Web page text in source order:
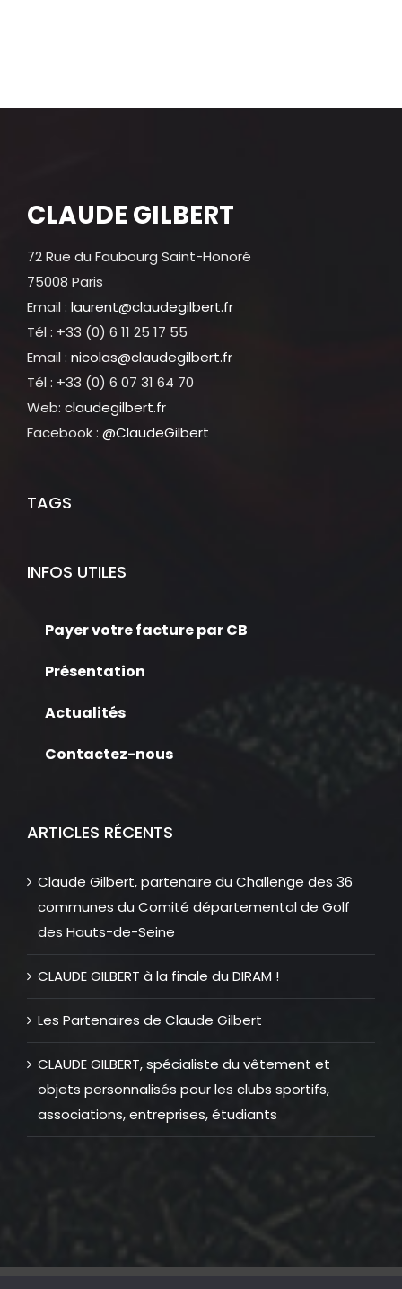
CLAUDE GILBERT
72 Rue du Faubourg Saint-Honoré
75008 Paris
Email : laurent@claudegilbert.fr
Tél : +33 (0) 6 11 25 17 55
Email : nicolas@claudegilbert.fr
Tél : +33 (0) 6 07 31 64 70
Web: claudegilbert.fr
Facebook : @ClaudeGilbert
TAGS
INFOS UTILES
Payer votre facture par CB
Présentation
Actualités
Contactez-nous
ARTICLES RÉCENTS
Claude Gilbert, partenaire du Challenge des 36
communes du Comité départemental de Golf
des Hauts-de-Seine
CLAUDE GILBERT à la finale du DIRAM !
Les Partenaires de Claude Gilbert
CLAUDE GILBERT, spécialiste du vêtement et
objets personnalisés pour les clubs sportifs,
associations, entreprises, étudiants